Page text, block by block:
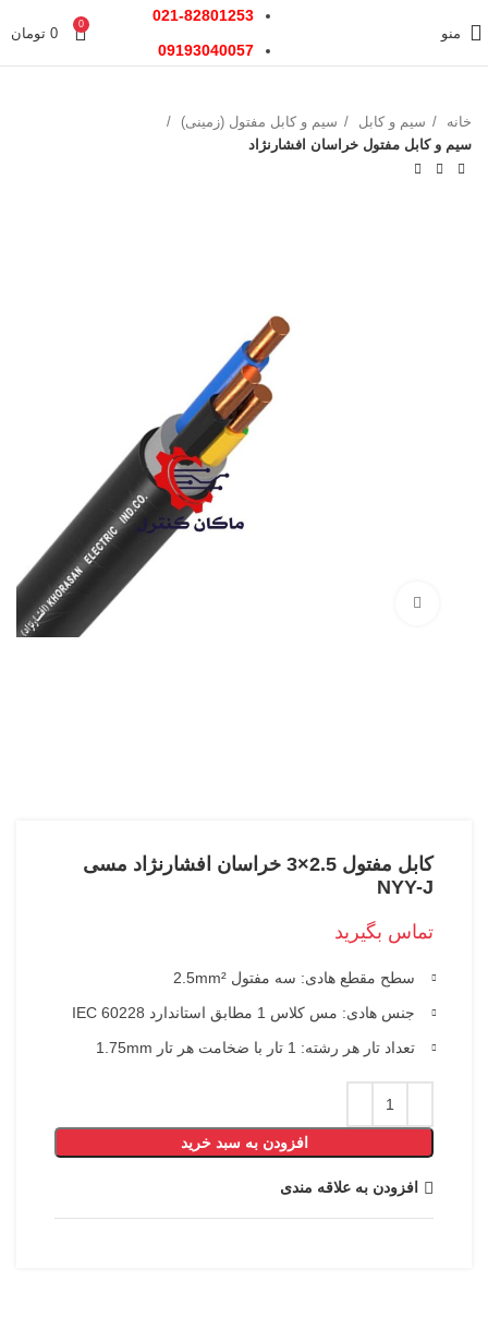
منو
021-82801253
09193040057
0
0 تومان
خانه سیم و کابل
سیم و کابل مفتول (زمینی)
سیم و کابل مفتول خراسان افشارنژاد
کابل مفتول 2.5×3 خراسان افشارنژاد مسی
NYY-J
تماس بگیرید
سطح مقطع هادی: سه مفتول 2.5mm²
جنس هادی: مس کلاس 1 مطابق استاندارد IEC 60228
تعداد تار هر رشته: 1 تار با ضخامت هر تار 1.75mm
افزودن به سبد خرید
افزودن به علاقه مندی